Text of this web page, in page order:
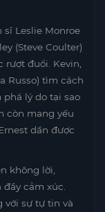
Leslie Monroe
(Steve Coulter)
rượt đuổi. Kevin,
Russo) tìm cách
lý do tại sao
còn mang yếu
dần được
không lời,
đầy cảm xúc.
với sự tự tin và